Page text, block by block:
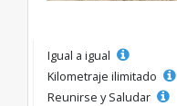
Igual a igual
Kilometraje ilimitado
Reunirse y Saludar